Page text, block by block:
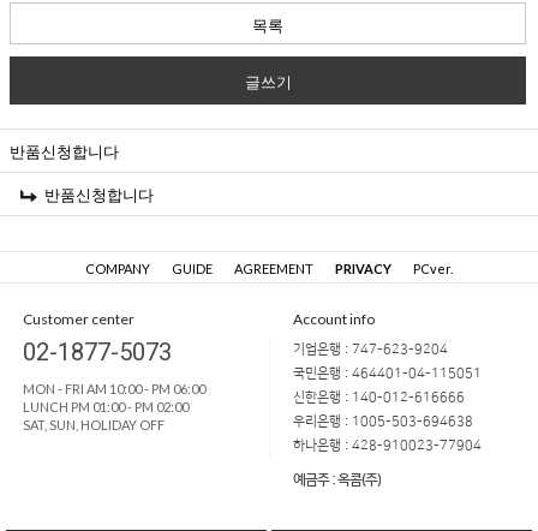
목록
글쓰기
반품신청합니다
반품신청합니다
COMPANY GUIDE AGREEMENT PRIVACY PCver.
Customer center
02-1877-5073
MON - FRI AM 10:00 - PM 06:00
LUNCH PM 01:00 - PM 02:00
SAT, SUN, HOLIDAY OFF
Account info
기업은행 : 747-623-9204
국민은행 : 464401-04-115051
신한은행 : 140-012-616666
우리은행 : 1005-503-694638
하나은행 : 428-910023-77904
예금주 : 옥콤(주)